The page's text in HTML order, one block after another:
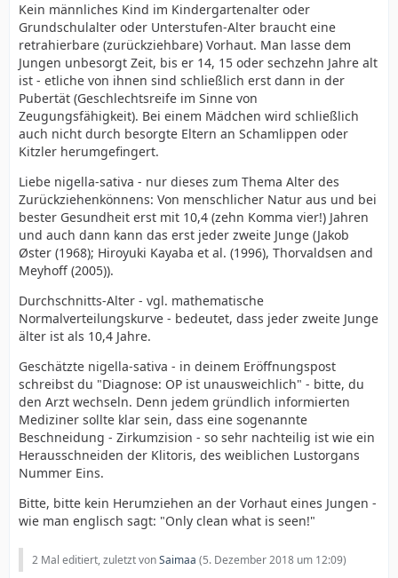
Bereich sehr nah an der Haut liegt.[38] [36]
Die
Behandlung muss individuell je nach Art dieser
Komplikation durch einen urologischen Spezialisten
erfolgen
2.9 Hautbrücken und Verwachsungen
Die Bildung von Verwachsungen, unter anderen in Form
von Hautbrücken zwischen Penisschaft und Eiche, ist
eine häufige Komplikation der Zirkumzision.[23] [32]
Vorhautverwachsungen entstehen häufig als Resultat
einer unzureichende Lösungen dieser natürlichen
Verklebung zwischen Penis und Eichel vor der
Zirkumzision: Bei der Geburt ist es normal, dass Eichel
und Vorhaut miteinander fest verklebt sind –die
Ablösung dieser Verklebung ist ein
Entwicklungsprozess, der bis weit in die Pubertät hinein
andauern kann. (Bei manchen Jungen ist dieser Prozess
nicht vor der Geschlechtsreife abgeschlossen.) Während
der Zirkumzision von kleinen Jungen ist es daher
notwendig, diese Verklebung zwischen Eichel und
Vorhaut gewaltsam auseinanderzureißen, damit die
Vorhaut komplett entfernt werden kann. Werden diese
natürlichen Verklebungen nicht vollständig entfernt,
kann während der Heilung der Vorhautrest sich erneut
mit der Eichel verkleben und feste Verklebungen
Eine besondere Form beschneidungsbedingter
Verwachsungen sind Hautbrücken. Hautbrücken sind
auf die Eichel erstrecken und einen Hohlraum
2.10 Hypospadie und Epispadie
Sowohl Hypospadien als auch Epispadien –
normalerweise angeborene Fehlbildungen– können
durch Zirkumzisionen versursacht werden. Diese
Komplikationen treten auf, wenn bei der Beschneidung
versehentlich die Harnröhre aufgeschlitzt wird
3.3 Haariger Schaft
Die Entfernung von zu viel Haut im Rahmen einer
"straffen" Beschneidung kann zu einem Hautmangel im
späteren Leben führen. Während Erektionen, die
schmerzhaft sein können, kann Haut vom Hodensack
den Penisschaft heraufgezogen werden, um den
Mangel an erforderlicher Penishaut auszugleichen. Ein
Kein männliches Kind im Kindergartenalter oder
Grundschulalter oder Unterstufen-Alter braucht eine
retrahierbare (zurückziehbare) Vorhaut. Man lasse dem
Jungen unbesorgt Zeit, bis er 14, 15 oder sechzehn Jahre alt
ist - etliche von ihnen sind schließlich erst dann in der
Pubertät (Geschlechtsreife im Sinne von
Zeugungsfähigkeit). Bei einem Mädchen wird schließlich
auch nicht durch besorgte Eltern an Schamlippen oder
Kitzler herumgefingert.
Liebe nigella-sativa - nur dieses zum Thema Alter des
Zurückziehenkönnens: Von menschlicher Natur aus und bei
bester Gesundheit erst mit 10,4 (zehn Komma vier!) Jahren
und auch dann kann das erst jeder zweite Junge (Jakob
Øster (1968); Hiroyuki Kayaba et al. (1996), Thorvaldsen and
Meyhoff (2005)).
Durchschnitts-Alter - vgl. mathematische
Normalverteilungskurve - bedeutet, dass jeder zweite Junge
älter ist als 10,4 Jahre.
Geschätzte nigella-sativa - in deinem Eröffnungspost
schreibst du "Diagnose: OP ist unausweichlich" - bitte, du
den Arzt wechseln. Denn jedem gründlich informierten
Mediziner sollte klar sein, dass eine sogenannte
Beschneidung - Zirkumzision - so sehr nachteilig ist wie ein
Herausschneiden der Klitoris, des weiblichen Lustorgans
Nummer Eins.
Bitte, bitte kein Herumziehen an der Vorhaut eines Jungen -
wie man englisch sagt: "Only clean what is seen!"
2 Mal editiert, zuletzt vonSaimaa (5. Dezember 2018 um 12:09)